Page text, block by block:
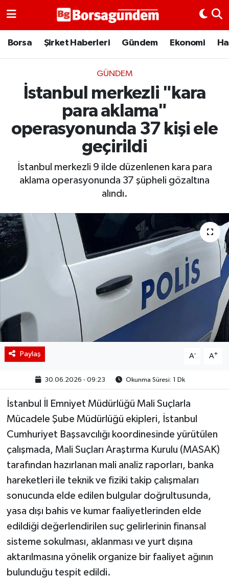
Borsa Şirket Haberleri Gündem Ekonomi
GÜNDEM
İstanbul merkezli "kara
para aklama"
operasyonunda 37 kişi ele
geçirildi
İstanbul merkezli 9 ilde düzenlenen kara para
aklama operasyonunda 37 şüpheli gözaltına
alındı.
Paylaş A- A+
30.06.2026 - 09:23 Okunma Süresi: 1 Dk
İstanbul İl Emniyet Müdürlüğü Mali Suçlarla
Mücadele Şube Müdürlüğü ekipleri, İstanbul
Cumhuriyet Başsavcılığı koordinesinde yürütülen
çalışmada, Mali Suçları Araştırma Kurulu (MASAK)
tarafından hazırlanan mali analiz raporları, banka
hareketleri ile teknik ve fiziki takip çalışmaları
sonucunda elde edilen bulgular doğrultusunda,
yasa dışı bahis ve kumar faaliyetlerinden elde
edildiği değerlendirilen suç gelirlerinin finansal
sisteme sokulması, aklanması ve yurt dışına
aktarılmasına yönelik organize bir faaliyet ağının
bulunduğu tespit edildi.
Borsa
Emtia
Bitcoin
Borsa Gundem
BIST 100 Isı Haritası
Coin Isı Haritası
Ekonomik Takvim
Kiripto Para Piyasası
Gizlilik Sözleşmesi
Hakkımızda
İletişim